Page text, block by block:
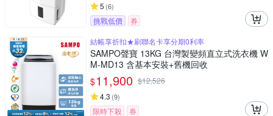
5 (6)
挑戰低價
券
結帳享折扣★刷聯名卡享分期0利率
SAMPO聲寶 13KG 台灣製變頻直立式洗衣機 W
M-MD13 含基本安裝+舊機回收
$11,900 $12,526
4.3 (9)
限時下殺
券